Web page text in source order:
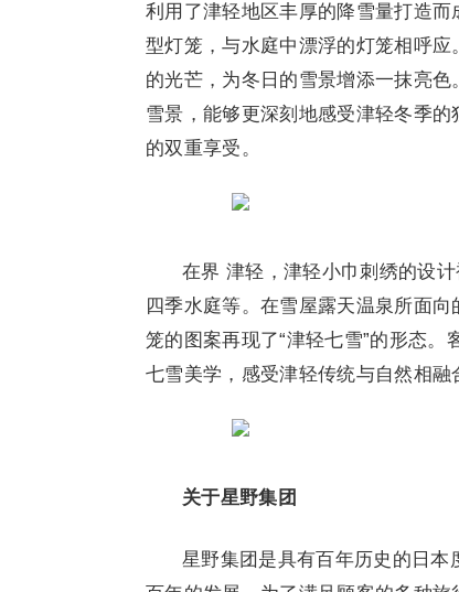
利用了津轻地区丰厚的降雪量打造
型灯笼，与水庭中漂浮的灯笼相呼
的光芒，为冬日的雪景增添一抹亮
雪景，能够更深刻地感受津轻冬季
的双重享受。
在界 津轻，津轻小巾刺绣的设
四季水庭等。在雪屋露天温泉所面
笼的图案再现了“津轻七雪”的形态
七雪美学，感受津轻传统与自然相融
关于星野集团
星野集团是具有百年历史的日本